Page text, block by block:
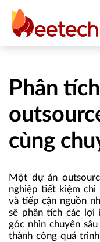
Phân
cùng
Một dự án
nghiệp tiết kiệm chi
và tiếp cận nguồn
sẽ phân tích các lợi
góc nhìn chuyên
thành công quá